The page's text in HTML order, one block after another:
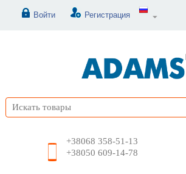
Войти Регистрация
+38068 358-51-13
+38050 609-14-78